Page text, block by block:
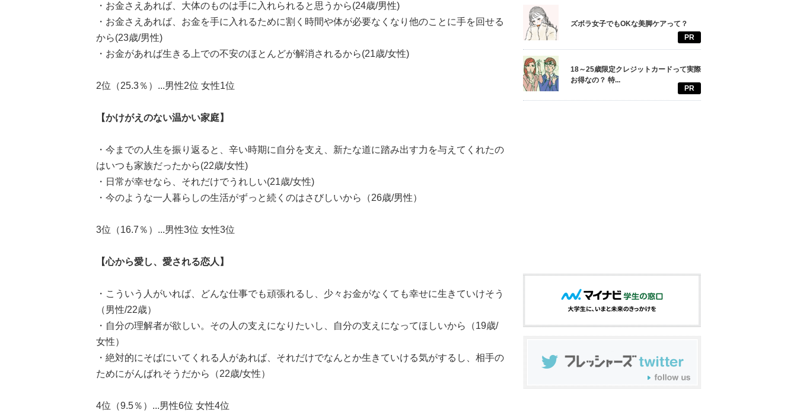
・お金さえあれば、大体のものは手に入れられると思うから(24歳/男性)
・お金さえあれば、お金を手に入れるために割く時間や体が必要なくなり他のことに手を回せる
から(23歳/男性)
・お金があれば生きる上での不安のほとんどが解消されるから(21歳/女性)
2位（25.3％）...男性2位 女性1位
【かけがえのない温かい家庭】
・今までの人生を振り返ると、辛い時期に自分を支え、新たな道に踏み出す力を与えてくれたの
はいつも家族だったから(22歳/女性)
・日常が幸せなら、それだけでうれしい(21歳/女性)
・今のような一人暮らしの生活がずっと続くのはさびしいから（26歳/男性）
3位（16.7％）...男性3位 女性3位
【心から愛し、愛される恋人】
・こういう人がいれば、どんな仕事でも頑張れるし、少々お金がなくても幸せに生きていけそう
（男性/22歳）
・自分の理解者が欲しい。その人の支えになりたいし、自分の支えになってほしいから（19歳/
女性）
・絶対的にそばにいてくれる人があれば、それだけでなんとか生きていける気がするし、相手の
ためにがんばれそうだから（22歳/女性）
4位（9.5％）...男性6位 女性4位
ズボラ女子でもOKな美脚ケアって？
PR
18～25歳限定クレジットカードって実際
お得なの？ 特...
PR